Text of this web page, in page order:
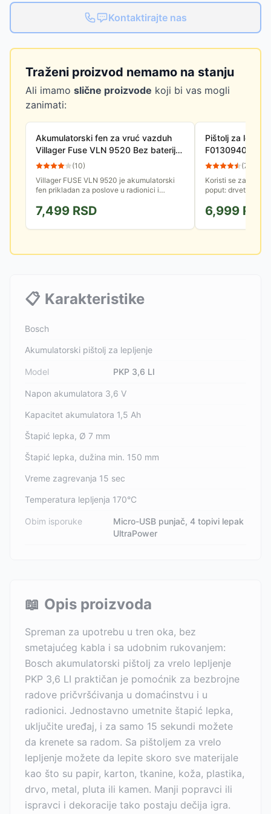
Kontaktirajte nas
Traženi proizvod nemamo na stanju
Ali imamo slične proizvode koji bi vas mogli
zanimati:
Akumulatorski fen za vruć vazduh
Villager Fuse VLN 9520 Bez baterije i
punjača
(10)
Villager FUSE VLN 9520 je akumulatorski
fen prikladan za poslove u radionici i
za pripremu i obradu radnih...
7,499 RSD
Pištolj za lepak
F0130940JA
(77
Koristi se za
poput: drveta,
6,999 RSD
📋 Karakteristike
Bosch
Akumulatorski pištolj za lepljenje
Model PKP 3,6 LI
Napon akumulatora 3,6 V
Kapacitet akumulatora 1,5 Ah
Štapić lepka, Ø 7 mm
Štapić lepka, dužina min. 150 mm
Vreme zagrevanja 15 sec
Temperatura lepljenja 170°C
Obim isporuke
Micro-USB punjač, 4 topivi lepak
UltraPower
📖 Opis proizvoda
Spreman za upotrebu u tren oka, bez
smetajućeg kabla i sa udobnim rukovanjem:
Bosch akumulatorski pištolj za vrelo lepljenje
PKP 3,6 LI praktičan je pomoćnik za bezbrojne
radove pričvršćivanja u domaćinstvu i u
radionici. Jednostavno umetnite štapić lepka,
uključite uređaj, i za samo 15 sekundi možete
da krenete sa radom. Sa pištoljem za vrelo
lepljenje možete da lepite skoro sve materijale
kao što su papir, karton, tkanine, koža, plastika,
drvo, metal, pluta ili kamen. Manji popravci ili
ispravci i dekoracije tako postaju dečija igra.